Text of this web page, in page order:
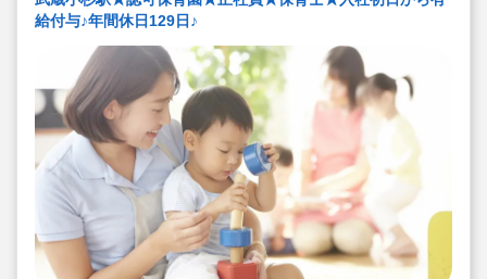
給付与♪年間休日129日♪